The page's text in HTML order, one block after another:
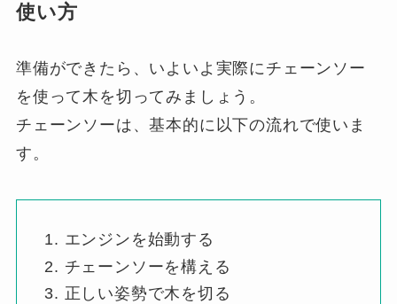
使い方
準備ができたら、いよいよ実際にチェーンソー
を使って木を切ってみましょう。
チェーンソーは、基本的に以下の流れで使いま
す。
エンジンを始動する
チェーンソーを構える
正しい姿勢で木を切る